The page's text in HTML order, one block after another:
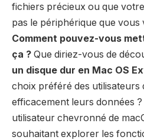
fichiers précieux ou que
pas le périphérique que vous
Comment pouvez-vous
ça ? Que diriez-vous de
un disque dur en Mac OS
choix préféré des utilisateurs
efficacement leurs données
utilisateur chevronné de
souhaitant explorer les